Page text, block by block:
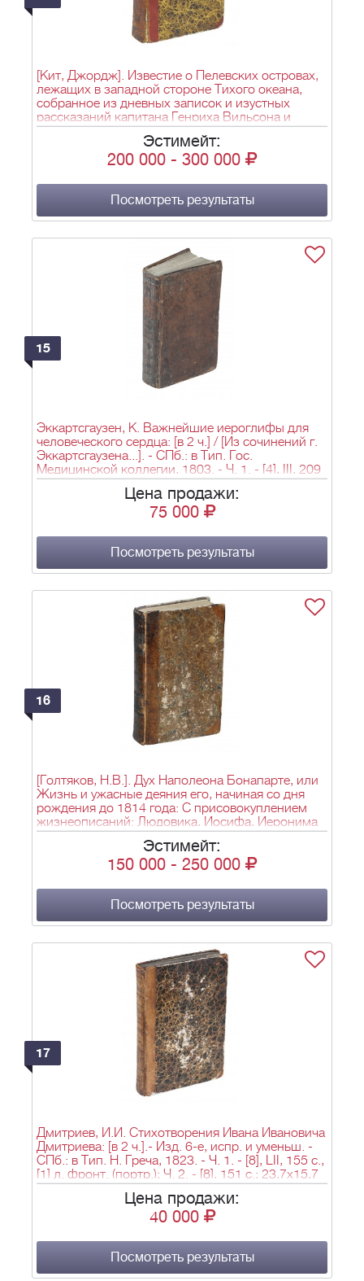
[Кит, Джордж]. Известие о Пелевских островах,
лежащих в западной стороне Тихого океана,
собранное из дневных записок и изустных
рассказаний капитана Генриха Вильсона и
некоторых его офицеров, кои в виду сих
островов в тысяча семь сот восемьдесят третьем
году августа 10 претерпели крушение на
индийской компании; с описанием нравов,
обыкновений, обрядов жителей и произведений
земли[в 2 т.] / Пер. с фр. - М.: [Унив. тип., у
II c.; Т. 2. - 243, II c.; 20,5х13 см.
Эстимейт:
200 000 - 300 000
Посмотреть результаты
15
Эккартсгаузен, К. Важнейшие иероглифы для
человеческого сердца: [в 2 ч.] / [Из сочинений г.
Эккартсгаузена...]. - СПб.: в Тип. Гос.
Медицинской коллегии, 1803. - Ч. 1. - [4], III, 209
с., [1] л. фронт. (ил.); Ч. 2. - [4], 203 с., [1] л.
фронт. (ил.); 17,2х10,8 см.
Цена продажи:
75 000
Посмотреть результаты
16
[Голтяков, Н.В.]. Дух Наполеона Бонапарте, или
Жизнь и ужасные деяния его, начиная со дня
рождения до 1814 года: С присовокуплением
жизнеописаний: Людовика, Иосифа, Иеронима
и Луциана Бонопарте, Иоахима Мюрата, Евгения
Богарне, Карла Талейрана, Иосифа Фета и всех
его маршалов и знатнейших светских военных и
возвышению первого консула бывшей
Французской республики: [в 3-х ч.]/ Собрано с
показаний очевидцев и достовернейших
авторов. - Вновь исправленное и доп. изд. -
СПб., 1814. - Ч. 1. - Тип. Департамента внешней
торговли. - [8], 100 с., 1 л. ил. (портр.); Ч. 2. - Тип.
И. Байкова. - [8], 91 с.; Ч. 3. - Тип. И. Иоаннесова.
- [8], 163 с.; 20,5х12,8 см.
Эстимейт:
150 000 - 250 000
Посмотреть результаты
17
Дмитриев, И.И. Стихотворения Ивана Ивановича
Дмитриева: [в 2 ч.].- Изд. 6-е, испр. и уменьш. -
СПб.: в Тип. Н. Греча, 1823. - Ч. 1. - [8], LII, 155 с.,
[1] л. фронт. (портр.); Ч. 2. - [8], 151 с.; 23,7х15,7
см.
Цена продажи:
40 000
Посмотреть результаты